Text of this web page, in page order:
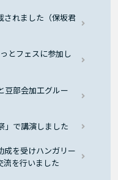
されました（保坂君
とフェスに参加し
豆部会加工グルー
」で講演しました
成を受けハンガリー
流を行いました